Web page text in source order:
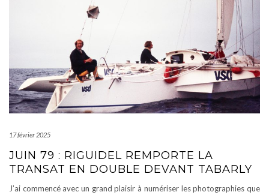
17 février 2025
JUIN 79 : RIGUIDEL REMPORTE LA
TRANSAT EN DOUBLE DEVANT TABARLY
J’ai commencé avec un grand plaisir à numériser les photographies que